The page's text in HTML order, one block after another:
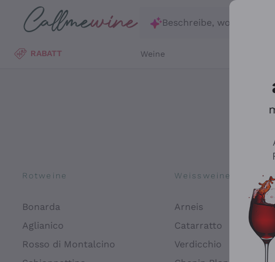
Zum Hauptinhalt springen
Beschreibe, wonach du
RABATT Weine
Rotweine
Bonarda
Aglianico
Rosso di Montalcino
Weissweine
Arneis
Catarratto
Verdicchio